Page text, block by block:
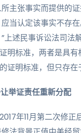
主张事实而提供的
当认定该事实不存
上述民事诉讼法司法
明标准，两者是具
证明标准，但只存
举证责任重新分配
年11月第二次修